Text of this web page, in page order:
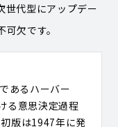
世代型にアップデー
欠です。
あるハーバー
る意思決定過程
版は1947年に発